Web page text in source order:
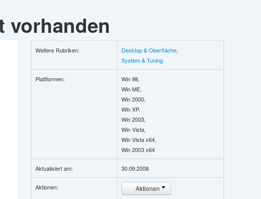
vorhanden
Weitere Rubriken: Desktop & Oberfläche,
System & Tuning
Plattformen:
Win 98,
Win ME,
Win 2000,
Win XP,
Win 2003,
Win Vista,
Win Vista x64,
Win 2003 x64
Aktualisiert am: 30.09.2008
Aktionen: Aktionen